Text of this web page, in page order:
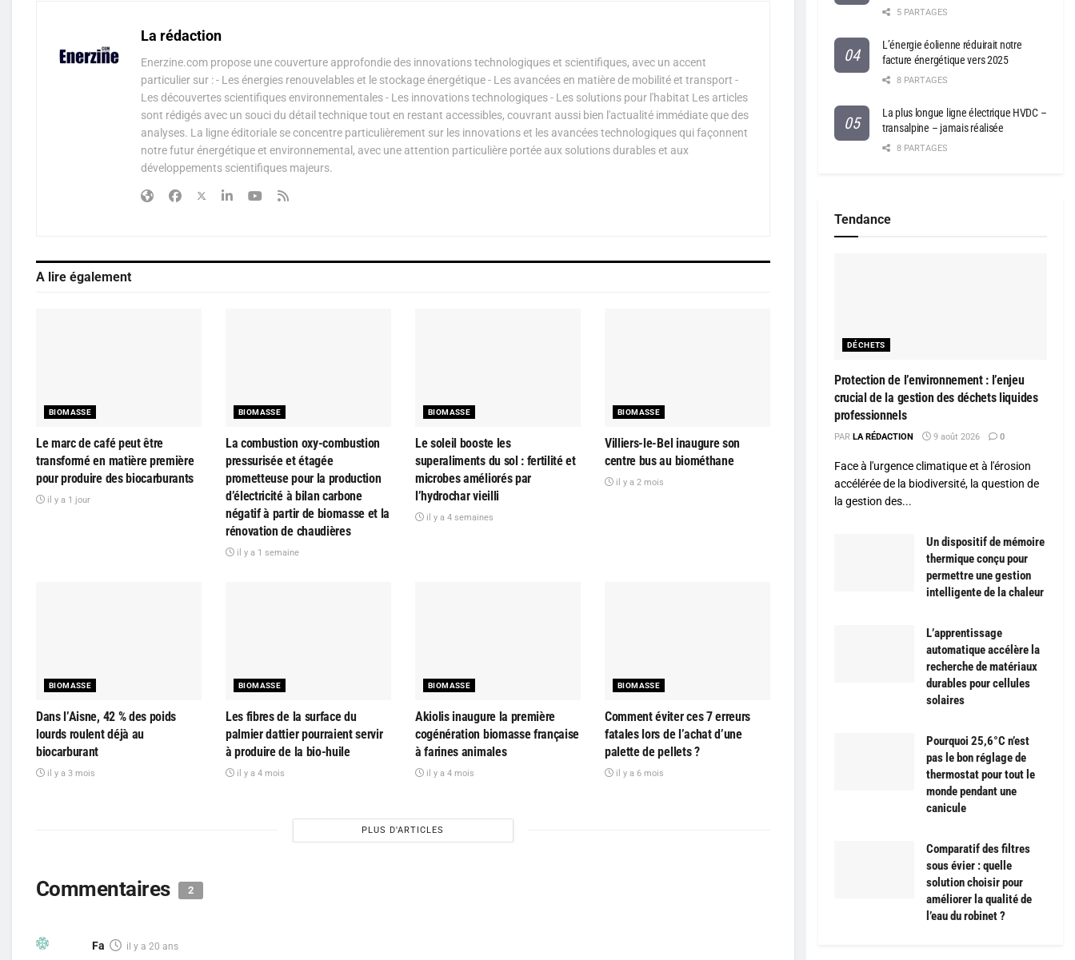
La rédaction
Enerzine.com propose une couverture approfondie des innovations technologiques et scientifiques, avec un accent
particulier sur : - Les énergies renouvelables et le stockage énergétique - Les avancées en matière de mobilité et transport -
Les découvertes scientifiques environnementales - Les innovations technologiques - Les solutions pour l'habitat Les articles
sont rédigés avec un souci du détail technique tout en restant accessibles, couvrant aussi bien l'actualité immédiate que des
analyses. La ligne éditoriale se concentre particulièrement sur les innovations et les avancées technologiques qui façonnent
notre futur énergétique et environnemental, avec une attention particulière portée aux solutions durables et aux
développements scientifiques majeurs.
A lire également
BIOMASSE
Le marc de café peut être
transformé en matière première
pour produire des biocarburants
il y a 1 jour
BIOMASSE
La combustion oxy-combustion
pressurisée et étagée
prometteuse pour la production
d’électricité à bilan carbone
négatif à partir de biomasse et la
rénovation de chaudières
il y a 1 semaine
BIOMASSE
Le soleil booste les
superaliments du sol : fertilité et
microbes améliorés par
l’hydrochar vieilli
il y a 4 semaines
BIOMASSE
Villiers-le-Bel inaugure son
centre bus au biométhane
il y a 2 mois
BIOMASSE
Dans l’Aisne, 42 % des poids
lourds roulent déjà au
biocarburant
il y a 3 mois
BIOMASSE
Les fibres de la surface du
palmier dattier pourraient servir
à produire de la bio-huile
il y a 4 mois
BIOMASSE
Akiolis inaugure la première
cogénération biomasse française
à farines animales
il y a 4 mois
BIOMASSE
Comment éviter ces 7 erreurs
fatales lors de l’achat d’une
palette de pellets ?
il y a 6 mois
PLUS D'ARTICLES
Commentaires 2
Fa il y a 20 ans
5 PARTAGES
L’énergie éolienne réduirait notre
facture énergétique vers 2025
8 PARTAGES
La plus longue ligne électrique HVDC –
transalpine – jamais réalisée
8 PARTAGES
Tendance
DÉCHETS
Protection de l’environnement : l’enjeu
crucial de la gestion des déchets liquides
professionnels
PAR LA RÉDACTION 9 août 2026 0
Face à l'urgence climatique et à l'érosion
accélérée de la biodiversité, la question de
la gestion des...
Un dispositif de mémoire
thermique conçu pour
permettre une gestion
intelligente de la chaleur
L’apprentissage
automatique accélère la
recherche de matériaux
durables pour cellules
solaires
Pourquoi 25,6°C n’est
pas le bon réglage de
thermostat pour tout le
monde pendant une
canicule
Comparatif des filtres
sous évier : quelle
solution choisir pour
améliorer la qualité de
l’eau du robinet ?